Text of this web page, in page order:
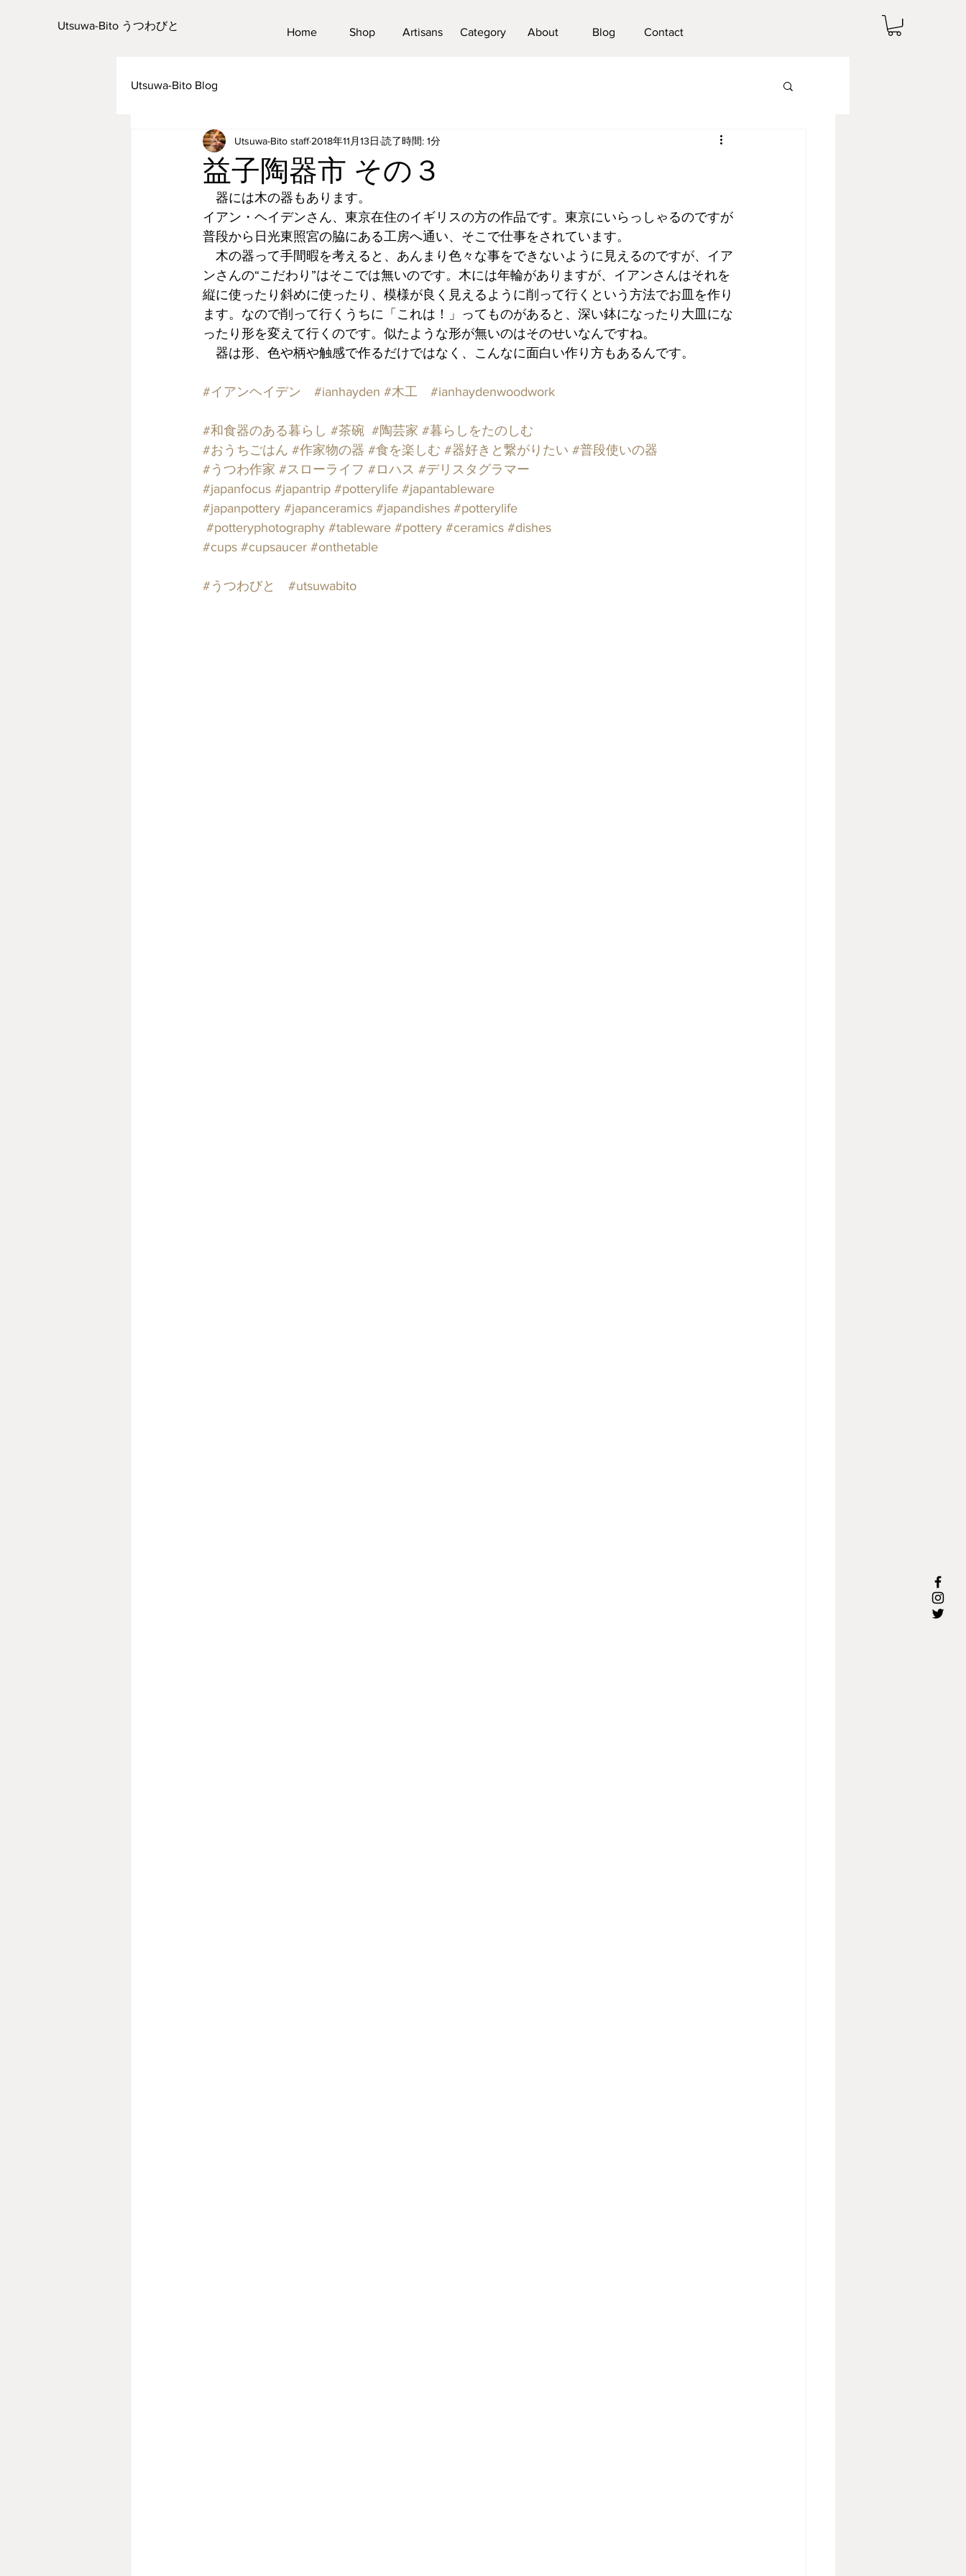
Utsuwa-Bito うつわびと
Home Shop Artisans Category About Blog Contact
Utsuwa-Bito Blog
益子陶器市 その３
Utsuwa-Bito staff 2018年11月13日 読了時間: 1分
器には木の器もあります。
イアン・ヘイデンさん、東京在住のイギリスの方の作品です。東京にいらっしゃるのですが
普段から日光東照宮の脇にある工房へ通い、そこで仕事をされています。
木の器って手間暇を考えると、あんまり色々な事をできないように見えるのですが、イア
ンさんの“こだわり”はそこでは無いのです。木には年輪がありますが、イアンさんはそれを
縦に使ったり斜めに使ったり、模様が良く見えるように削って行くという方法でお皿を作り
ます。なので削って行くうちに「これは！」ってものがあると、深い鉢になったり大皿にな
ったり形を変えて行くのです。似たような形が無いのはそのせいなんですね。
器は形、色や柄や触感で作るだけではなく、こんなに面白い作り方もあるんです。
#イアンヘイデン #ianhayden #木工 #ianhaydenwoodwork
#和食器のある暮らし #茶碗 #陶芸家 #暮らしをたのしむ
#おうちごはん #作家物の器 #食を楽しむ #器好きと繋がりたい #普段使いの器
#うつわ作家 #スローライフ #ロハス #デリスタグラマー
#japanfocus #japantrip #potterylife #japantableware
#japanpottery #japanceramics #japandishes #potterylife
#potteryphotography #tableware #pottery #ceramics #dishes
#cups #cupsaucer #onthetable
#うつわびと #utsuwabito